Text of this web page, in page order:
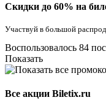
Скидки до 60% на
Участвуй в большой
Воспользовалось 84
Показать
Все акции Biletix.ru